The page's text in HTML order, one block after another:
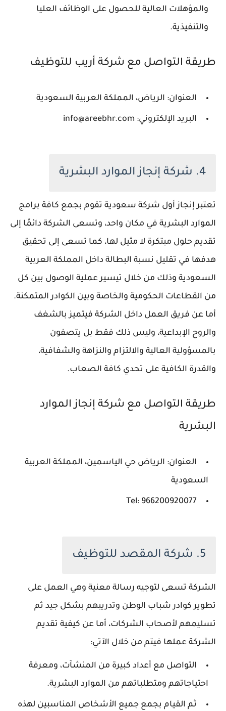
والمؤهلات العالية للحصول على الوظائف العليا
والتنفيذية.
طريقة التواصل مع شركة أريب للتوظيف
العنوان: الرياض، المملكة العربية السعودية
البريد الإلكتروني: info@areebhr.com
4. شركة إنجاز الموارد البشرية
تعتبر إنجاز أول شركة سعودية تقوم بجمع كافة برامج
الموارد البشرية في مكان واحد، وتسعى الشركة دائمًا إلى
تقديم حلول مبتكرة لا مثيل لها، كما تسعى إلى تحقيق
هدفها في تقليل نسبة البطالة داخل المملكة العربية
السعودية وذلك من خلال تيسير عملية الوصول بين كل
من القطاعات الحكومية والخاصة وبين الكوادر المتمكنة.
أما عن فريق العمل داخل الشركة فيتميز بالشغف
والروح الإبداعية، وليس ذلك فقط بل يتصفون
بالمسؤولية العالية والالتزام والنزاهة والشفافية،
والقدرة الكافية على تحدي كافة الصعاب.
طريقة التواصل مع شركة إنجاز الموارد
البشرية
العنوان: الرياض حي الياسمين، المملكة العربية
السعودية
Tel: 966200920077
5. شركة المقصد للتوظيف
الشركة تسعى لتوجيه رسالة معنية وهي العمل على
تطوير كوادر شباب الوطن وتدريبهم بشكل جيد ثم
تسليمهم لأصحاب الشركات، أما عن كيفية تقديم
الشركة عملها فيتم من خلال الآتي:
التواصل مع أعداد كبيرة من المنشآت، ومعرفة
احتياجاتهم ومتطلباتهم من الموارد البشرية.
ثم القيام بجمع جميع الأشخاص المناسبين لهذه